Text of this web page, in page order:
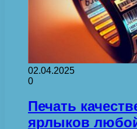
02.04.2025
0
Печать
ярлыков